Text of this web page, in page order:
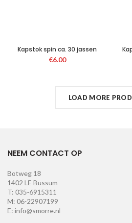
Kapstok spin ca. 30 jassen
€6.00
LOAD MORE
NEEM CONTACT OP
Botweg 18
1402 LE Bussum
T: 035-6915311
M: 06-22907199
E: info@smorre.nl